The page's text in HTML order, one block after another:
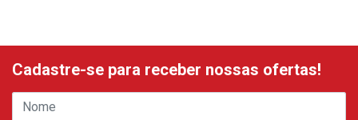
Cadastre-se para receber nossas ofertas!